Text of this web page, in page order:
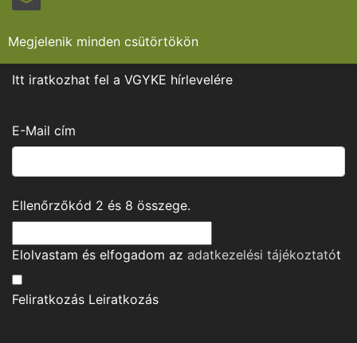
Megjelenik minden csütörtökön
Itt iratkozhat fel a VGYKE hírlevelére
E-Mail cím
Ellenőrzőkód 2 és 8 összege.
Elolvastam és elfogadom az adatkezelési tájékoztatót
Feliratkozás Leiratkozás